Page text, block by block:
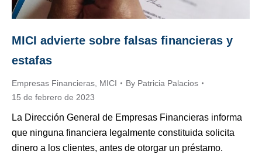
MICI advierte sobre falsas financieras y
estafas
Empresas Financieras, MICI By Patricia Palacios
15 de febrero de 2023
La Dirección General de Empresas Financieras informa
que ninguna financiera legalmente constituida solicita
dinero a los clientes, antes de otorgar un préstamo.